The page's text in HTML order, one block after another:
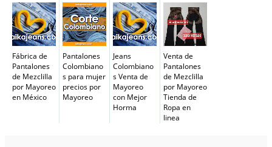
Fábrica de
Pantalones
de Mezclilla
por Mayoreo
en México
Pantalones
Colombiano
s para mujer
precios por
Mayoreo
Jeans
Colombiano
s Venta de
Mayoreo
con Mejor
Horma
Venta de
Pantalones
de Mezclilla
por Mayoreo
Tienda de
Ropa en
linea